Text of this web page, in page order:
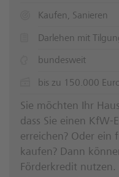
Kaufen, Sanieren
Darlehen mit
bundesweit
bis zu 150.000
Sie möchten Ihr
dass Sie einen KfW-
erreichen? Oder ein
kaufen? Dann
Förderkredit